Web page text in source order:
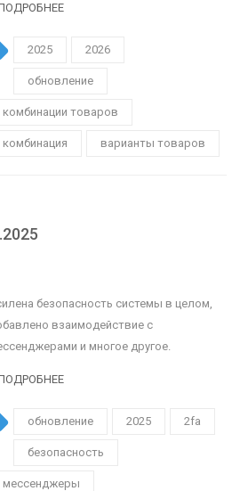
2025 2026
обновление
комбинации товаров
комбинация варианты товаров
безопасность системы в целом,
взаимодействие с
и многое другое.
обновление 2025 2fa
безопасность
мессенджеры